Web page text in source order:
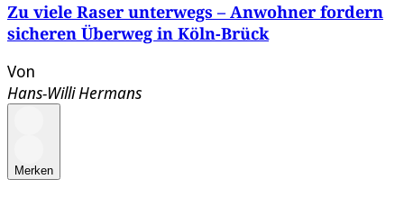
Zu viele Raser unterwegs – Anwohner fordern
sicheren Überweg in Köln-Brück
Von
Hans-Willi Hermans
Merken